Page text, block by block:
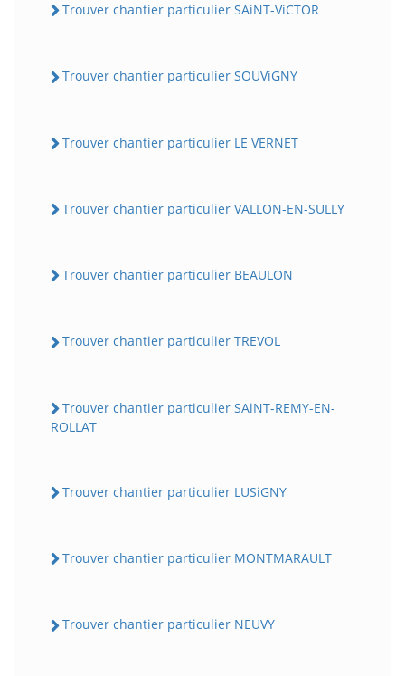
Trouver chantier particulier SAiNT-ViCTOR
Trouver chantier particulier SOUViGNY
Trouver chantier particulier LE VERNET
Trouver chantier particulier VALLON-EN-SULLY
Trouver chantier particulier BEAULON
Trouver chantier particulier TREVOL
Trouver chantier particulier SAiNT-REMY-EN-
ROLLAT
Trouver chantier particulier LUSiGNY
Trouver chantier particulier MONTMARAULT
Trouver chantier particulier NEUVY